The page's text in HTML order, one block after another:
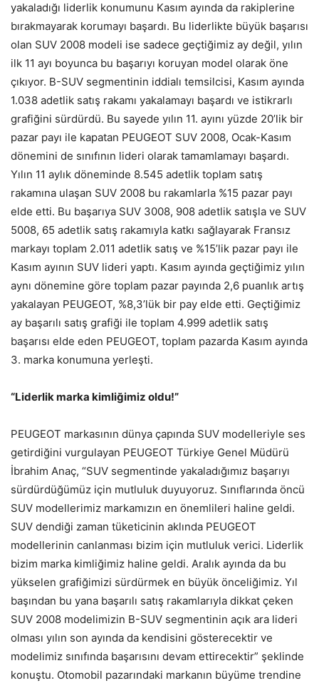
yakaladığı liderlik konumunu Kasım ayında da rakiplerine
bırakmayarak korumayı başardı. Bu liderlikte büyük başarısı
olan SUV 2008 modeli ise sadece geçtiğimiz ay değil, yılın
ilk 11 ayı boyunca bu başarıyı koruyan model olarak öne
çıkıyor. B-SUV segmentinin iddialı temsilcisi, Kasım ayında
1.038 adetlik satış rakamı yakalamayı başardı ve istikrarlı
grafiğini sürdürdü. Bu sayede yılın 11. ayını yüzde 20’lik bir
pazar payı ile kapatan PEUGEOT SUV 2008, Ocak-Kasım
dönemini de sınıfının lideri olarak tamamlamayı başardı.
Yılın 11 aylık döneminde 8.545 adetlik toplam satış
rakamına ulaşan SUV 2008 bu rakamlarla %15 pazar payı
elde etti. Bu başarıya SUV 3008, 908 adetlik satışla ve SUV
5008, 65 adetlik satış rakamıyla katkı sağlayarak Fransız
markayı toplam 2.011 adetlik satış ve %15’lik pazar payı ile
Kasım ayının SUV lideri yaptı. Kasım ayında geçtiğimiz yılın
aynı dönemine göre toplam pazar payında 2,6 puanlık artış
yakalayan PEUGEOT, %8,3’lük bir pay elde etti. Geçtiğimiz
ay başarılı satış grafiği ile toplam 4.999 adetlik satış
başarısı elde eden PEUGEOT, toplam pazarda Kasım ayında
3. marka konumuna yerleşti.
“Liderlik marka kimliğimiz oldu!”
PEUGEOT markasının dünya çapında SUV modelleriyle ses
getirdiğini vurgulayan PEUGEOT Türkiye Genel Müdürü
İbrahim Anaç, “SUV segmentinde yakaladığımız başarıyı
sürdürdüğümüz için mutluluk duyuyoruz. Sınıflarında öncü
SUV modellerimiz markamızın en önemlileri haline geldi.
SUV dendiği zaman tüketicinin aklında PEUGEOT
modellerinin canlanması bizim için mutluluk verici. Liderlik
bizim marka kimliğimiz haline geldi. Aralık ayında da bu
yükselen grafiğimizi sürdürmek en büyük önceliğimiz. Yıl
başından bu yana başarılı satış rakamlarıyla dikkat çeken
SUV 2008 modelimizin B-SUV segmentinin açık ara lideri
olması yılın son ayında da kendisini gösterecektir ve
modelimiz sınıfında başarısını devam ettirecektir” şeklinde
konuştu. Otomobil pazarındaki markanın büyüme trendine